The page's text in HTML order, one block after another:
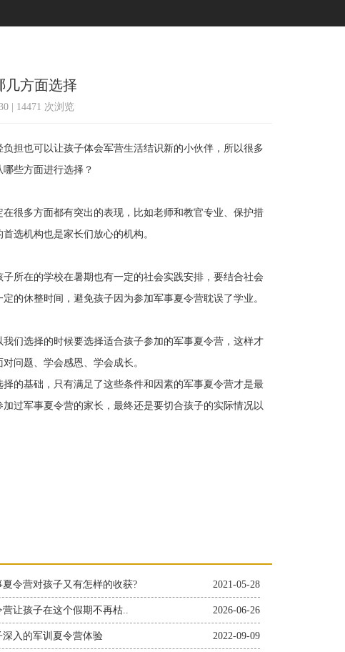
几方面选择
| 14471 次浏览
也可以让孩子体会军营生活结识新的小伙伴，所以很多
些方面进行选择？
多方面都有突出的表现，比如老师和教官专业、保护措
选机构也是家长们放心的机构。
在的学校在暑期也有一定的社会实践安排，要结合社会
的休整时间，避免孩子因为参加军事夏令营耽误了学业。
选择的时候要选择适合孩子参加的军事夏令营，这样才
问题、学会感恩、学会成长。
基础，只有满足了这些条件和因素的军事夏令营才是最
过军事夏令营的家长，最终还是要切合孩子的实际情况以
2021-05-28
夏令营对孩子又有怎样的收获?
2026-06-26
营让孩子在这个假期不再枯..
2022-09-09
深入的军训夏令营体验